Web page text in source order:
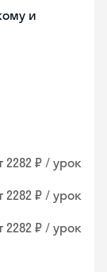
и
2282 ₽ / урок
2282 ₽ / урок
2282 ₽ / урок